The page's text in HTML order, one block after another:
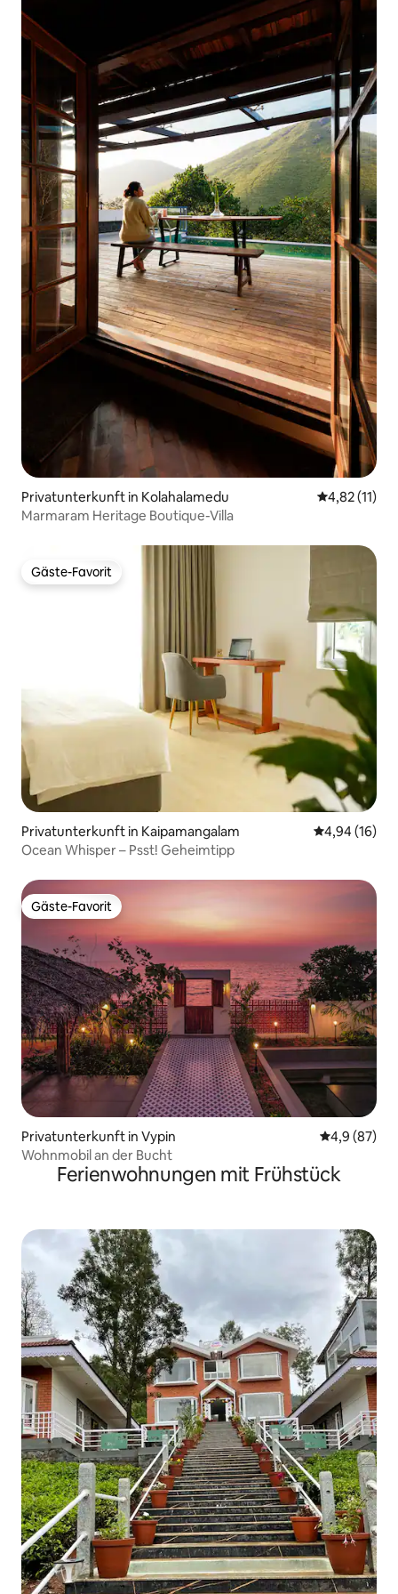
Privatunterkunft in Kolahalamedu
4,82 (11)
Marmaram Heritage Boutique-Villa
Gäste-Favorit
Gäste-Favorit
Privatunterkunft in Kaipamangalam
4,94 (16)
Ocean Whisper – Psst! Geheimtipp
Gäste-Favorit
Gäste-Favorit
Privatunterkunft in Vypin
4,9 (87)
Wohnmobil an der Bucht
Ferienwohnungen mit Frühstück